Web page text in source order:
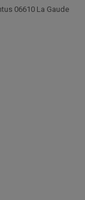
06610 La Gaude